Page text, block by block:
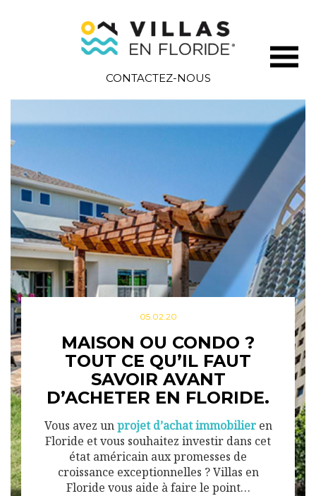
CONTACTEZ-NOUS
05.02.20
MAISON OU CONDO ?
TOUT CE QU’IL FAUT
SAVOIR AVANT
D’ACHETER EN FLORIDE.
Vous avez un projet d’achat immobilieren
Floride et vous souhaitez investir dans cet
état américain aux promesses de
croissance exceptionnelles ? Villas en
Floride vous aide à faire le point…